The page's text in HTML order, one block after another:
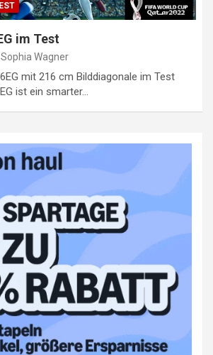
im Test
Sophia Wagner
mit 216 cm Bilddiagonale im Test
ist ein smarter…